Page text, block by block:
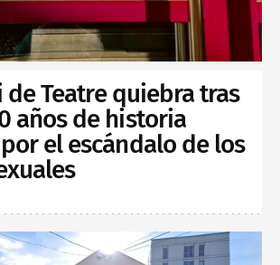
de Teatre quiebra tras
años de historia
el escándalo de los